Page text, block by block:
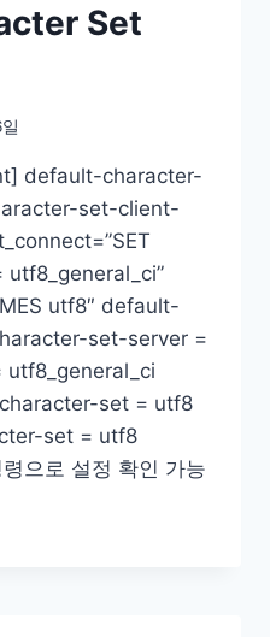
Set
default-character-
set-client-
utf8″ default-
set-server =
set = utf8
set = utf8
으로 설정 확인 가능